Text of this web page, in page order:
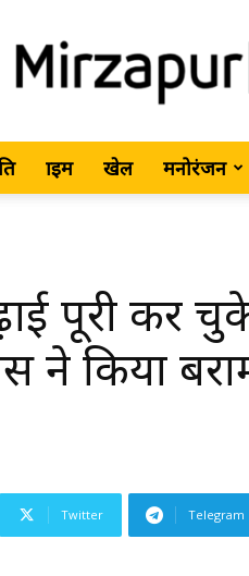
•
क्राइम खेल मनोरंजन
पूरी कर चुके
ने किया
Twitter Telegram